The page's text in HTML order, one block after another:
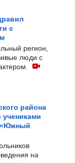
с
регион,
люди с
района
«Южный
на